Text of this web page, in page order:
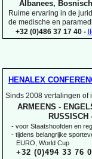
Albanees,
Ruime ervaring in de
de medische en
+32 (0)486 37 17 40 -
HENALEX
Sinds 2008 vertalingen of
ARMEENS -
RUSSISCH
- voor Staatshoofden en
- tijdens belangrijke
EURO, World Cup
+32 (0)494 33 76